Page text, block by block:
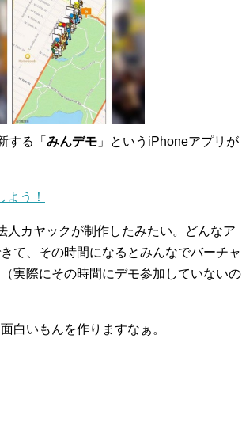
する「 みんデモ 」というiPhoneアプリが
う！
カヤックが制作したみたい。どんなア
て、その時間になるとみんなでバーチャ
実際にその時間にデモ参加していないの
白いもんを作りますなぁ。